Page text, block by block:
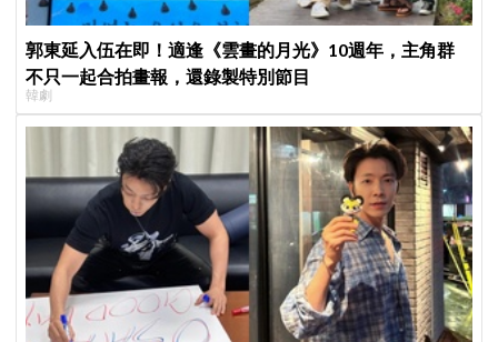
郭東延入伍在即！適逢《雲畫的月光》10週年，主角群
不只一起合拍畫報，還錄製特別節目
韓劇